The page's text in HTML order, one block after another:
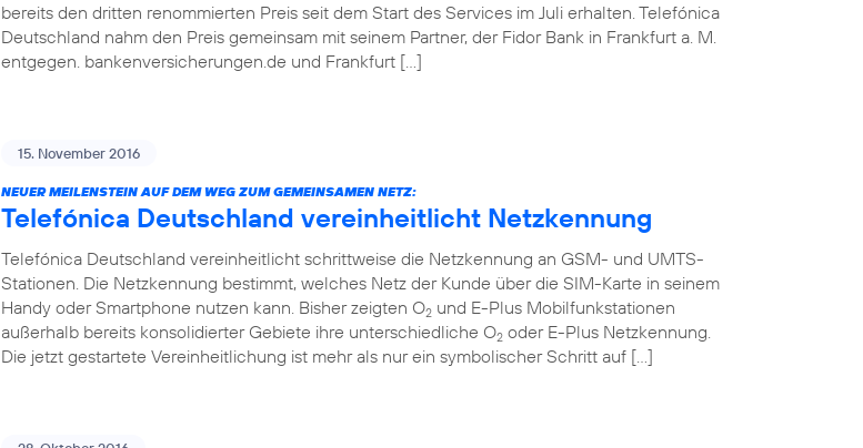
bereits den dritten renommierten Preis seit dem Start des Services im Juli erhalten. Telefónica
Deutschland nahm den Preis gemeinsam mit seinem Partner, der Fidor Bank in Frankfurt a. M.
entgegen. bankenversicherungen.de und Frankfurt […]
15. November 2016
NEUER MEILENSTEIN AUF DEM WEG ZUM GEMEINSAMEN NETZ:
Telefónica Deutschland vereinheitlicht Netzkennung
Telefónica Deutschland vereinheitlicht schrittweise die Netzkennung an GSM- und UMTS-
Stationen. Die Netzkennung bestimmt, welches Netz der Kunde über die SIM-Karte in seinem
Handy oder Smartphone nutzen kann. Bisher zeigten O2 und E-Plus Mobilfunkstationen
außerhalb bereits konsolidierter Gebiete ihre unterschiedliche O2 oder E-Plus Netzkennung.
Die jetzt gestartete Vereinheitlichung ist mehr als nur ein symbolischer Schritt auf […]